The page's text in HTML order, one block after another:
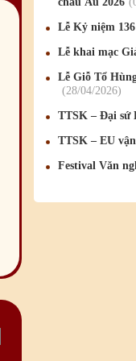
Lễ Kỷ niệm
Lễ khai mạc
Lễ Giỗ Tổ
28/04/2026
TTSK – Đại sứ
TTSK – EU
Festival Văn